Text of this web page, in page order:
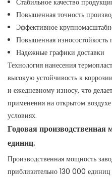
Стабильное качество
Повышенная точность
Эффективное
Повышенная износостойкость
Надежные графики доставки
Технология нанесения
высокую устойчивость к
и ежедневному износу, что
применения на открытом
условиях.
Годовая производственная
единиц.
Производственная мощность
приблизительно 130 000